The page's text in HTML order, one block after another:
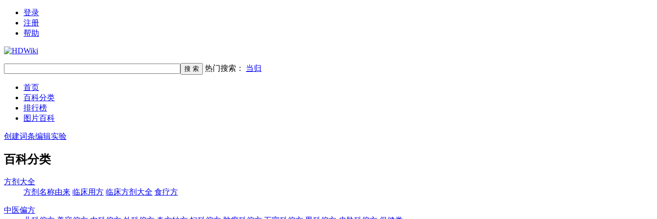
登录
注册
帮助
热门搜索： 当归
首页
百科分类
排行榜
图片百科
创建词条编辑实验
百科分类
方剂大全
方剂名称由来 临床用方 临床方剂大全 食疗方
中医偏方